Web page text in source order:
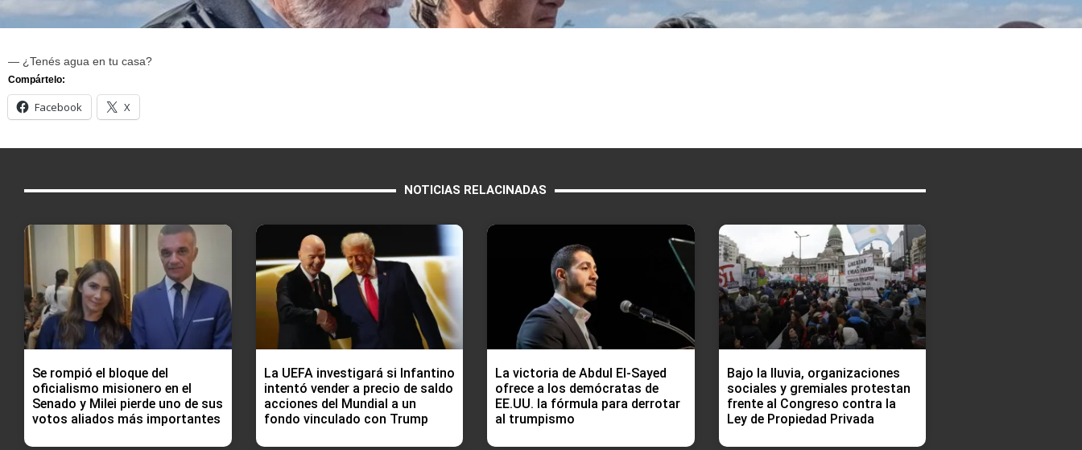
— ¿Tenés agua en tu casa?
Compártelo:
Facebook X
NOTICIAS RELACINADAS
Se rompió el bloque del
oficialismo misionero en el
Senado y Milei pierde uno de sus
votos aliados más importantes
La UEFA investigará si Infantino
intentó vender a precio de saldo
acciones del Mundial a un
fondo vinculado con Trump
La victoria de Abdul El-Sayed
ofrece a los demócratas de
EE.UU. la fórmula para derrotar
al trumpismo
Bajo la lluvia, organizaciones
sociales y gremiales protestan
frente al Congreso contra la
Ley de Propiedad Privada